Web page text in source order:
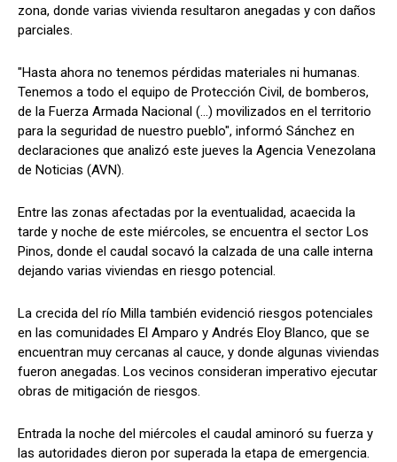
zona, donde varias vivienda resultaron anegadas y con daños
parciales.
"Hasta ahora no tenemos pérdidas materiales ni humanas.
Tenemos a todo el equipo de Protección Civil, de bomberos,
de la Fuerza Armada Nacional (...) movilizados en el territorio
para la seguridad de nuestro pueblo", informó Sánchez en
declaraciones que analizó este jueves la Agencia Venezolana
de Noticias (AVN).
Entre las zonas afectadas por la eventualidad, acaecida la
tarde y noche de este miércoles, se encuentra el sector Los
Pinos, donde el caudal socavó la calzada de una calle interna
dejando varias viviendas en riesgo potencial.
La crecida del río Milla también evidenció riesgos potenciales
en las comunidades El Amparo y Andrés Eloy Blanco, que se
encuentran muy cercanas al cauce, y donde algunas viviendas
fueron anegadas. Los vecinos consideran imperativo ejecutar
obras de mitigación de riesgos.
Entrada la noche del miércoles el caudal aminoró su fuerza y
las autoridades dieron por superada la etapa de emergencia.